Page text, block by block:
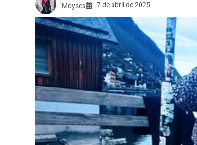
Moyses 7 de abril de 2025